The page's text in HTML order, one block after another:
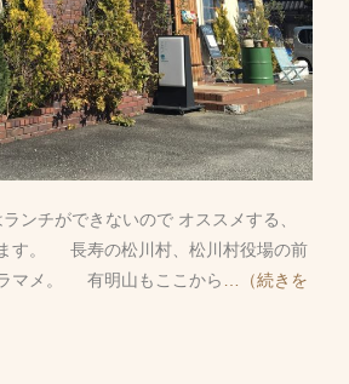
ンチができないので オススメする、
す。 長寿の松川村、松川村役場の前
マメ。 有明山もここから
…（続きを